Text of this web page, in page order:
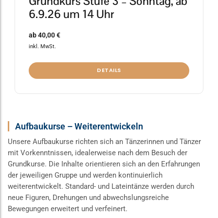
6.9.26 um 14 Uhr
ab40,00€
inkl. MwSt.
DETAILS
Aufbaukurse – Weiterentwickeln
Unsere Aufbaukurse richten sich an Tänzerinnen und Tänzer
mit Vorkenntnissen, idealerweise nach dem Besuch der
Grundkurse. Die Inhalte orientieren sich an den Erfahrungen
der jeweiligen Gruppe und werden kontinuierlich
weiterentwickelt. Standard- und Lateintänze werden durch
neue Figuren, Drehungen und abwechslungsreiche
Bewegungen erweitert und verfeinert.